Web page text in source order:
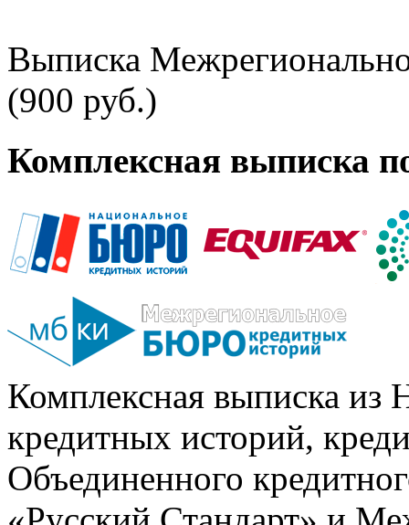
Выписка
(900 руб.)
Комплексная выписка
Комплексная выписка из
кредитных историй,
Объединенного